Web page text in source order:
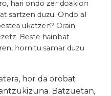
hari ondo zer doakion
sartzen duzu. Ondo al
ukatzen? Orain
Beste hainbat
hornitu samar duzu
hor da orobat
Batzuetan,